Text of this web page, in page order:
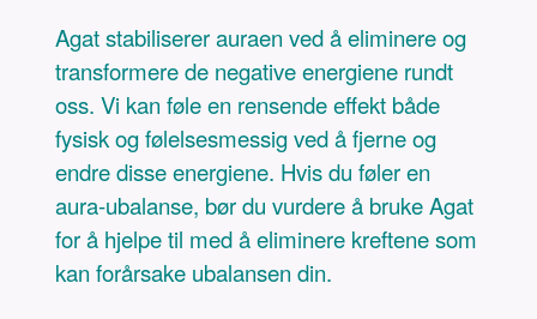
Agat stabiliserer auraen ved å eliminere og
transformere de negative energiene rundt
oss. Vi kan føle en rensende effekt både
fysisk og følelsesmessig ved å fjerne og
endre disse energiene. Hvis du føler en
aura-ubalanse, bør du vurdere å bruke Agat
for å hjelpe til med å eliminere kreftene som
kan forårsake ubalansen din.